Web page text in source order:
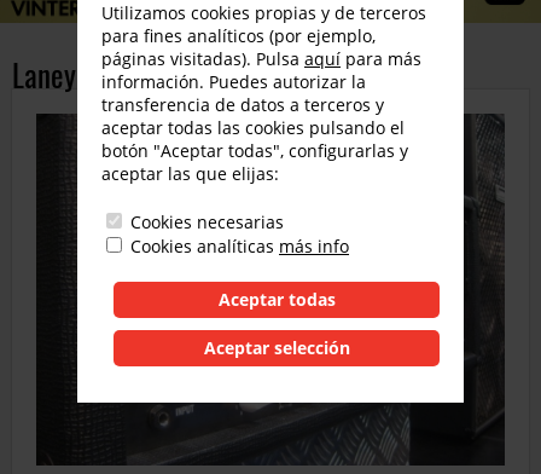
Laney Ironheart
Utilizamos cookies propias y de terceros
para fines analíticos (por ejemplo,
páginas visitadas). Pulsa aquí para más
información. Puedes autorizar la
transferencia de datos a terceros y
aceptar todas las cookies pulsando el
botón "Aceptar todas", configurarlas y
aceptar las que elijas:
Cookies necesarias
Cookies analíticas más info
Aceptar todas
Aceptar selección